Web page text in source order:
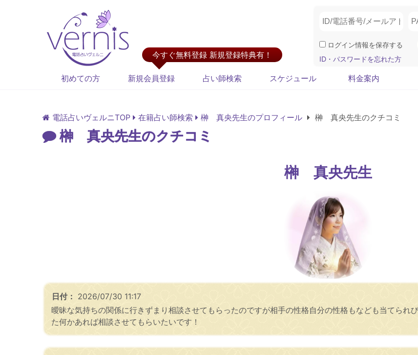
今すぐ無料登録 新規登録特典有！
ログイン情報を保存する
ID・パスワードを忘れた方
初めての方 新規会員登録 占い師検索 スケジュール 料金案内
電話占いヴェルニTOP 在籍占い師検索 榊 真央先生のプロフィール 榊 真央先生のクチコミ
榊 真央先生のクチコミ
榊 真央先生
日付： 2026/07/30 11:17
曖昧な気持ちの関係に行きずまり相談させてもらったのですが相手の性格自分の性格もなども当てられ
た何かあれば相談させてもらいたいです！